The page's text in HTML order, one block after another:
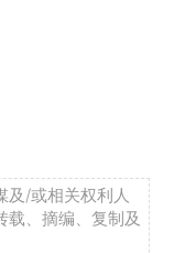
及/或相关权利人
载、摘编、复制及